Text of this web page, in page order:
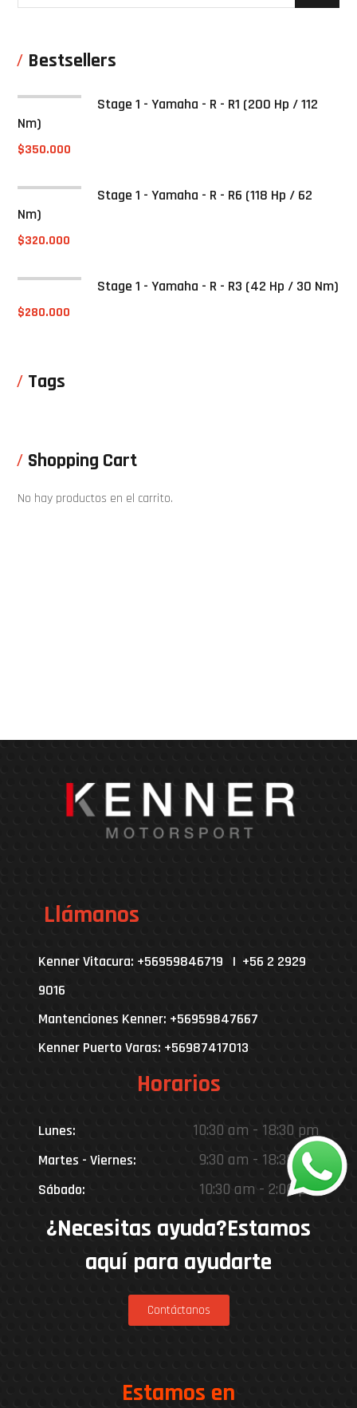
Bestsellers
Stage 1 - Yamaha - R - R1 (200 Hp / 112
Nm)
$350.000
Stage 1 - Yamaha - R - R6 (118 Hp / 62
Nm)
$320.000
Stage 1 - Yamaha - R - R3 (42 Hp / 30 Nm)
$280.000
Tags
Shopping Cart
No hay productos en el carrito.
Llámanos
Kenner Vitacura: +56959846719 | +56 2 2929
9016
Mantenciones Kenner: +56959847667
Kenner Puerto Varas: +56987417013
Horarios
Lunes: 10:30 am - 18:30 pm
Martes - Viernes: 9:30 am - 18:30 pm
Sábado: 10:30 am - 2:00 pm
¿Necesitas ayuda?Estamos
aquí para ayudarte
Contáctanos
Estamos en